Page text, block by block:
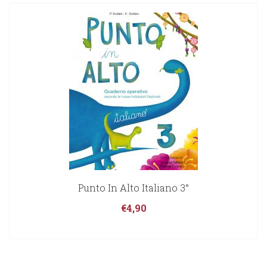
Punto In Alto Italiano 3°
€4,90